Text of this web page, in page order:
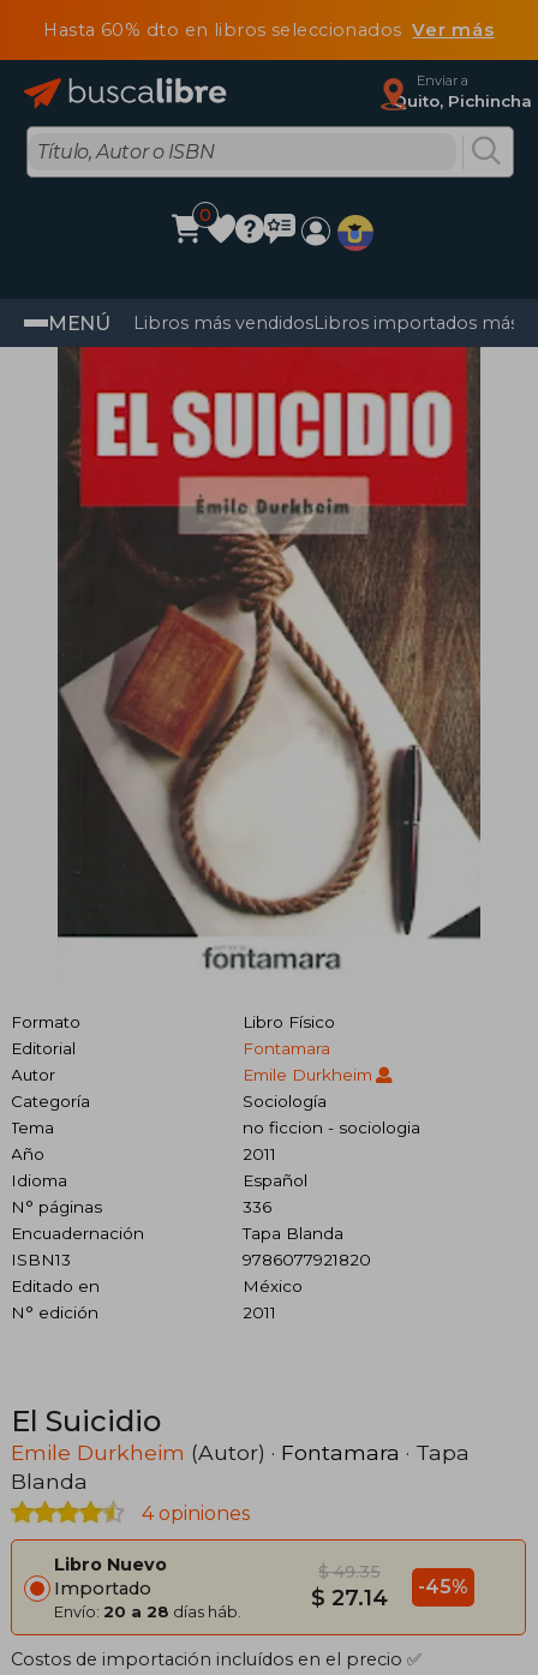
Hasta 60% dto en libros seleccionadosVer más
Enviar a
Quito, Pichincha
0
MENÚ Libros más vendidosLibros importados más
Formato
Libro Físico
Editorial
Fontamara
Autor
Emile Durkheim
Categoría
Sociología
Tema
no ficcion - sociologia
Año
2011
Idioma
Español
N° páginas
336
Encuadernación
Tapa Blanda
ISBN13
9786077921820
Editado en
México
N° edición
2011
El Suicidio
Emile Durkheim (Autor) · Fontamara · Tapa
Blanda
4 opiniones
Libro Nuevo
Importado
Envío: 20 a 28 días háb.
$ 49.35
$ 27.14 -45%
Costos de importación incluídos en el precio ✅